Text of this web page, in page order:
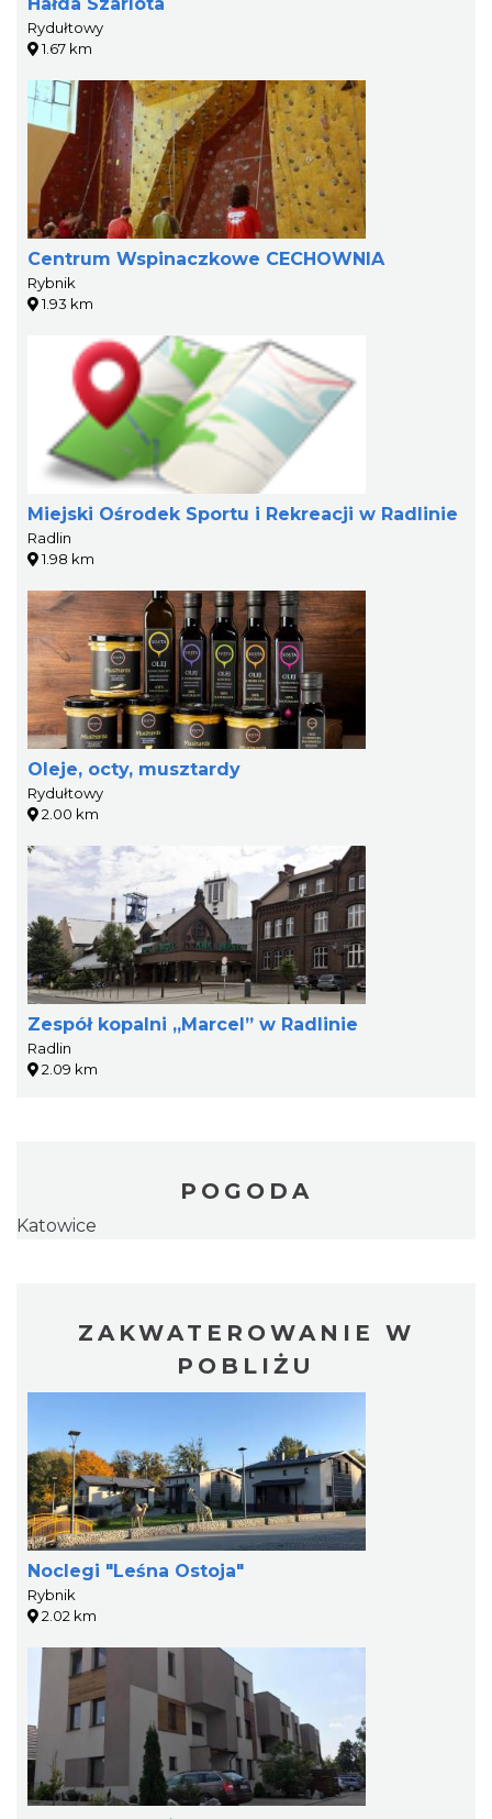
Rydułtowy
1.67 km
Centrum Wspinaczkowe CECHOWNIA
Rybnik
1.93 km
Miejski Ośrodek Sportu i Rekreacji w Radlinie
Radlin
1.98 km
Oleje, octy, musztardy
Rydułtowy
2.00 km
Zespół kopalni „Marcel” w Radlinie
Radlin
2.09 km
POGODA
Katowice
ZAKWATEROWANIE W
POBLIŻU
Noclegi "Leśna Ostoja"
Rybnik
2.02 km